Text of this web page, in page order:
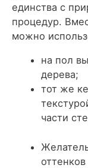
единства с
процедур.
можно
на пол
дерева;
тот же
части